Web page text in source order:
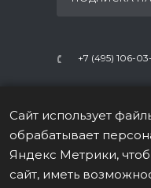
+7 (495) 106-
г. Москва,
Сайт использует
обрабатывает
Яндекс Метрики,
сайт, иметь